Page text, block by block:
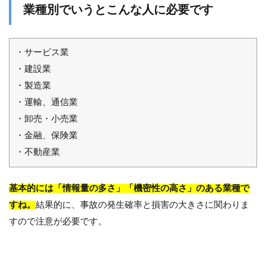
業種別でいうとこんな人に必要です
・サービス業
・建設業
・製造業
・運輸、通信業
・卸売・小売業
・金融、保険業
・不動産業
基本的には「情報量の多さ」「機密性の高さ」のある業種で
すね。 結果的に、事故の発生確率と損害の大きさに関わりま
すので注意が必要です。